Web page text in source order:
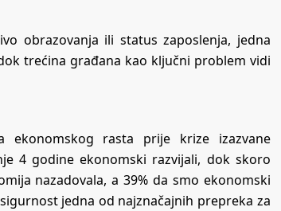
obrazovanja ili status zaposlenja, jedna
trećina građana kao ključni problem vidi
ekonomskog rasta prije krize izazvane
4 godine ekonomski razvijali, dok skoro
nazadovala, a 39% da smo ekonomski
jedna od najznačajnih prepreka za